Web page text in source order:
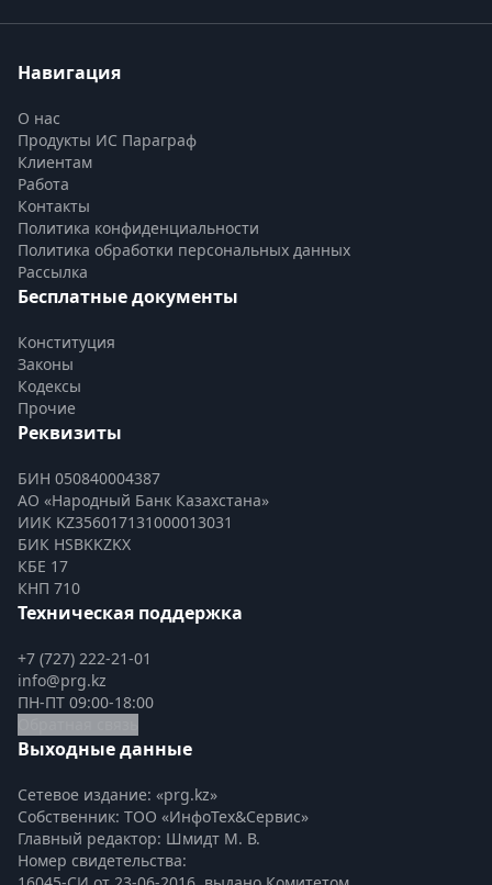
Навигация
О нас
Продукты ИС Параграф
Клиентам
Работа
Контакты
Политика конфиденциальности
Политика обработки персональных данных
Рассылка
Бесплатные документы
Конституция
Законы
Кодексы
Прочие
Реквизиты
БИН 050840004387
АО «Народный Банк Казахстана»
ИИК KZ356017131000013031
БИК HSBKKZKX
КБЕ 17
КНП 710
Техническая поддержка
+7 (727) 222-21-01
info@prg.kz
ПН-ПТ 09:00-18:00
Выходные данные
Сетевое издание: «prg.kz»
Собственник: ТОО «ИнфоТех&Сервис»
Главный редактор: Шмидт М. В.
Номер свидетельства: